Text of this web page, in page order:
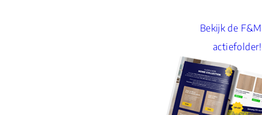
Bekijk de F&M
actiefolder!